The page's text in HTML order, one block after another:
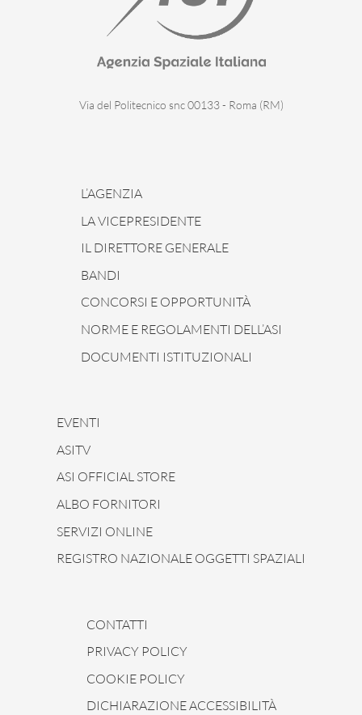
Via del Politecnico snc 00133 - Roma (RM)
L’AGENZIA
LA VICEPRESIDENTE
IL DIRETTORE GENERALE
BANDI
CONCORSI E OPPORTUNITÀ
NORME E REGOLAMENTI DELL’ASI
DOCUMENTI ISTITUZIONALI
EVENTI
ASITV
ASI OFFICIAL STORE
ALBO FORNITORI
SERVIZI ONLINE
REGISTRO NAZIONALE OGGETTI SPAZIALI
CONTATTI
PRIVACY POLICY
COOKIE POLICY
DICHIARAZIONE ACCESSIBILITÀ